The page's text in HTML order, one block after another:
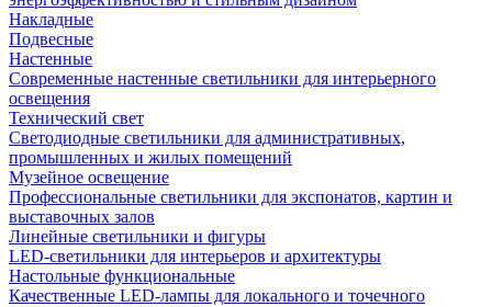
Накладные
Подвесные
Настенные
Современные настенные светильники для интерьерного
освещения
Технический свет
Светодиодные светильники для административных,
промышленных и жилых помещений
Музейное освещение
Профессиональные светильники для экспонатов, картин и
выставочных залов
Линейные светильники и фигуры
LED-светильники для интерьеров и архитектуры
Настольные функциональные
Качественные LED-лампы для локального и точечного